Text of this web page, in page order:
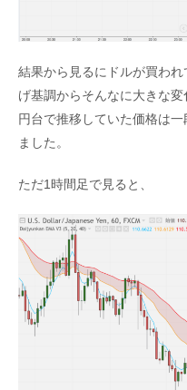
結果から見るにドルが買わ
げ基調からそんなに大きな
円台で推移していた価格は
ました。
ただ1時間足で見ると、